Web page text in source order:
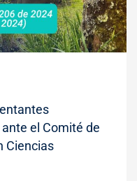
el Comité de
Ciencias